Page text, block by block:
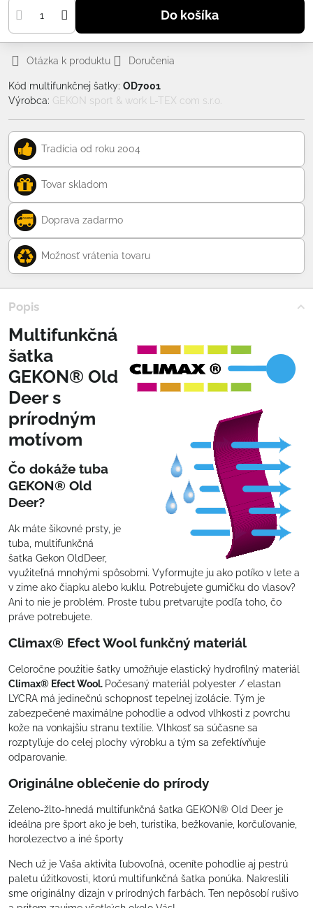
Do košíka
Otázka k produktu Doručenia
Kód multifunkčnej šatky: OD7001
Výrobca: GEKON sport & work L-TEX com s.r.o.
Tradícia od roku 2004
Tovar skladom
Doprava zadarmo
Možnosť vrátenia tovaru
Popis
Multifunkčná
šatka
GEKON® Old
Deer s
prírodným
motívom
Čo dokáže tuba
GEKON® Old
Deer?
Ak máte šikovné prsty, je
tuba, multifunkčná
šatka Gekon OldDeer,
využiteľná mnohými spôsobmi. Vyformujte ju ako potíko v lete a
v zime ako čiapku alebo kuklu. Potrebujete gumičku do vlasov?
Ani to nie je problém. Proste tubu pretvarujte podľa toho, čo
práve potrebujete.
Climax® Efect Wool funkčný materiál
Celoročne použitie šatky umožňuje elastický hydrofilný materiál
Climax® Efect Wool. Počesaný materiál polyester / elastan
LYCRA má jedinečnú schopnosť tepelnej izolácie. Tým je
zabezpečené maximálne pohodlie a odvod vlhkosti z povrchu
kože na vonkajšiu stranu textílie. Vlhkosť sa súčasne sa
rozptyľuje do celej plochy výrobku a tým sa zefektívňuje
odparovanie.
Originálne oblečenie do prírody
Zeleno-žlto-hnedá multifunkčná šatka GEKON® Old Deer je
ideálna pre šport ako je beh, turistika, bežkovanie, korčuľovanie,
horolezectvo a iné športy
Nech už je Vaša aktivita ľubovoľná, oceníte pohodlie aj pestrú
paletu úžitkovosti, ktorú multifunkčná šatka ponúka. Nakreslili
sme originálny dizajn v prírodných farbách. Ten nepôsobí rušivo